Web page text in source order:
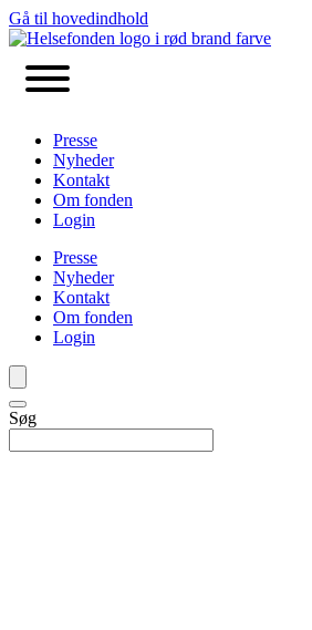
Gå til hovedindhold
Presse
Nyheder
Kontakt
Om fonden
Login
Presse
Nyheder
Kontakt
Om fonden
Login
Søg